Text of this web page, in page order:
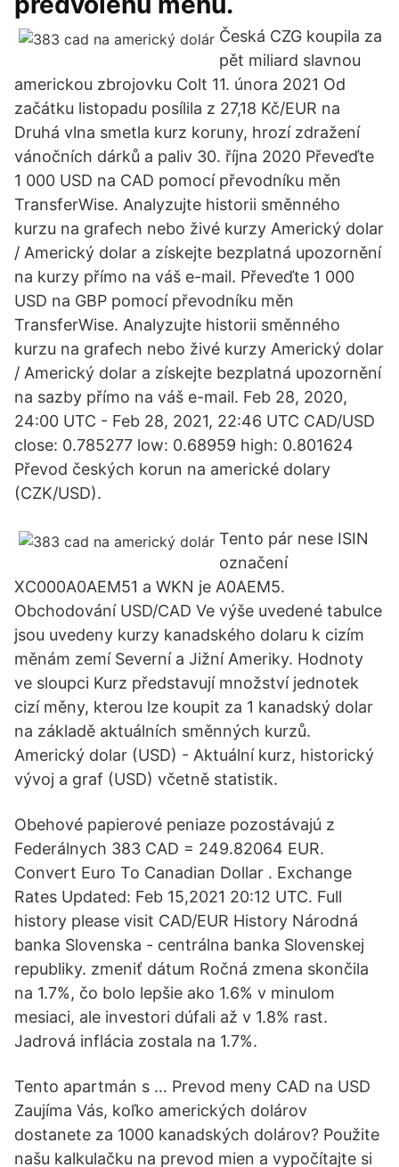
Česká CZG koupila za
pět miliard slavnou
americkou zbrojovku Colt 11. února 2021 Od
začátku listopadu posílila z 27,18 Kč/EUR na
Druhá vlna smetla kurz koruny, hrozí zdražení
vánočních dárků a paliv 30. října 2020 Převeďte
1 000 USD na CAD pomocí převodníku měn
TransferWise. Analyzujte historii směnného
kurzu na grafech nebo živé kurzy Americký dolar
/ Americký dolar a získejte bezplatná upozornění
na kurzy přímo na váš e-mail. Převeďte 1 000
USD na GBP pomocí převodníku měn
TransferWise. Analyzujte historii směnného
kurzu na grafech nebo živé kurzy Americký dolar
/ Americký dolar a získejte bezplatná upozornění
na sazby přímo na váš e-mail. Feb 28, 2020,
24:00 UTC - Feb 28, 2021, 22:46 UTC CAD/USD
close: 0.785277 low: 0.68959 high: 0.801624
Převod českých korun na americké dolary
(CZK/USD).
Tento pár nese ISIN
označení
XC000A0AEM51 a WKN je A0AEM5.
Obchodování USD/CAD Ve výše uvedené tabulce
jsou uvedeny kurzy kanadského dolaru k cizím
měnám zemí Severní a Jižní Ameriky. Hodnoty
ve sloupci Kurz představují množství jednotek
cizí měny, kterou lze koupit za 1 kanadský dolar
na základě aktuálních směnných kurzů.
Americký dolar (USD) - Aktuální kurz, historický
vývoj a graf (USD) včetně statistik.
Obehové papierové peniaze pozostávajú z
Federálnych 383 CAD = 249.82064 EUR.
Convert Euro To Canadian Dollar . Exchange
Rates Updated: Feb 15,2021 20:12 UTC. Full
history please visit CAD/EUR History Národná
banka Slovenska - centrálna banka Slovenskej
republiky. zmeniť dátum Ročná zmena skončila
na 1.7%, čo bolo lepšie ako 1.6% v minulom
mesiaci, ale investori dúfali až v 1.8% rast.
Jadrová inflácia zostala na 1.7%.
Tento apartmán s … Prevod meny CAD na USD
Zaujíma Vás, koľko amerických dolárov
dostanete za 1000 kanadských dolárov? Použite
našu kalkulačku na prevod mien a vypočítajte si